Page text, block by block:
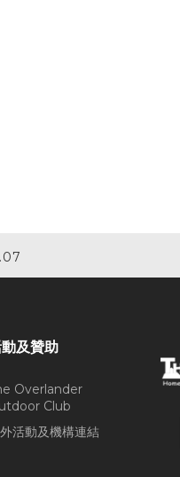
及贊助
Overlander
Club
活動及機構連結